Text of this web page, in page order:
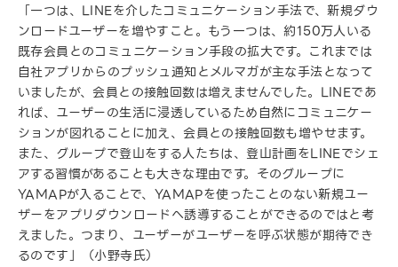
「一つは、LINEを介したコミュニケーション手法で、新規ダウ
ンロードユーザーを増やすこと。もう一つは、約150万人いる
既存会員とのコミュニケーション手段の拡大です。これまでは
自社アプリからのプッシュ通知とメルマガが主な手法となって
いましたが、会員との接触回数は増えませんでした。LINEであ
れば、ユーザーの生活に浸透しているため自然にコミュニケー
ションが図れることに加え、会員との接触回数も増やせます。
また、グループで登山をする人たちは、登山計画をLINEでシェ
アする習慣があることも大きな理由です。そのグループに
YAMAPが入ることで、YAMAPを使ったことのない新規ユー
ザーをアプリダウンロードへ誘導することができるのではと考
えました。つまり、ユーザーがユーザーを呼ぶ状態が期待でき
るのです」（小野寺氏）